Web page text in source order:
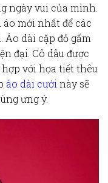
ngày vui của mình.
mới nhất để các
dài cặp đỏ gấm
đại. Cô dâu được
với họa tiết thêu
áo dài cưới này sẽ
ưng ý.